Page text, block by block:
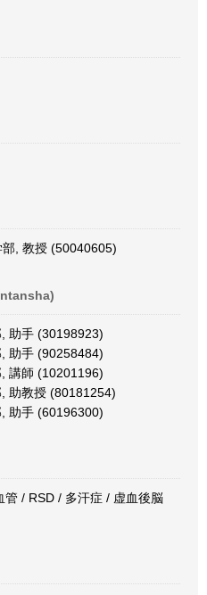
, 教授 (50040605)
助手 (30198923)
助手 (90258484)
講師 (10201196)
助教授 (80181254)
助手 (60196300)
管 / RSD / 多汗症 / 虚血後脳